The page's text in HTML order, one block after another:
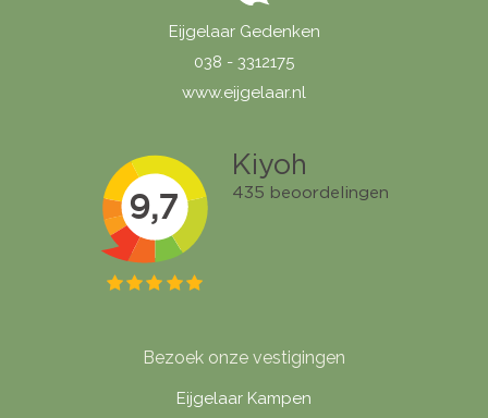
Eijgelaar Gedenken
038 - 3312175
www.eijgelaar.nl
Bezoek onze vestigingen
Eijgelaar Kampen